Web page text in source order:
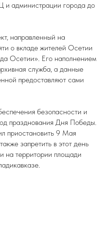
и администрации города до
направленный на
о вкладе жителей Осетии
Осетии». Его наполнением
служба, а данные
предоставляют сами
безопасности и
празднования Дня Победы.
приостановить 9 Мая
запретить в этот день
на территории площади